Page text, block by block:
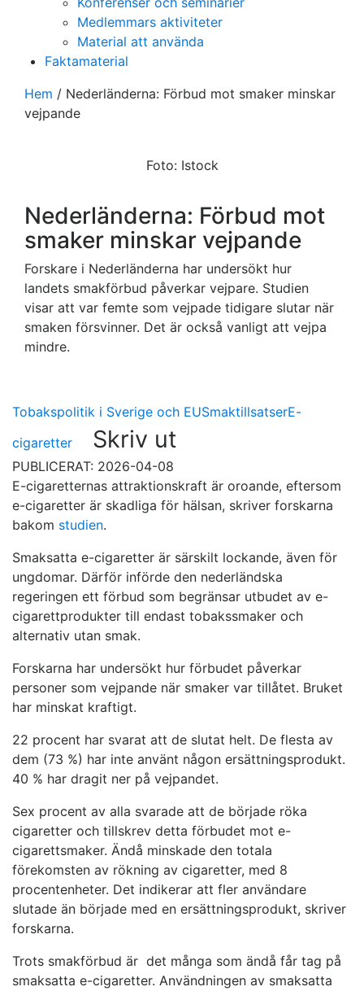
Medlemmars aktiviteter
Material att använda
Faktamaterial
Hem / Nederländerna: Förbud mot smaker minskar
vejpande
Foto: Istock
Nederländerna: Förbud mot
smaker minskar vejpande
Forskare i Nederländerna har undersökt hur
landets smakförbud påverkar vejpare. Studien
visar att var femte som vejpade tidigare slutar när
smaken försvinner. Det är också vanligt att vejpa
mindre.
Tobakspolitik i Sverige och EUSmaktillsatserE-
cigaretter
Skriv ut
PUBLICERAT: 2026-04-08
E-cigaretternas attraktionskraft är oroande, eftersom
e-cigaretter är skadliga för hälsan, skriver forskarna
bakom studien.
Smaksatta e-cigaretter är särskilt lockande, även för
ungdomar. Därför införde den nederländska
regeringen ett förbud som begränsar utbudet av e-
cigarettprodukter till endast tobakssmaker och
alternativ utan smak.
Forskarna har undersökt hur förbudet påverkar
personer som vejpande när smaker var tillåtet. Bruket
har minskat kraftigt.
22 procent har svarat att de slutat helt. De flesta av
dem (73 %) har inte använt någon ersättningsprodukt.
40 % har dragit ner på vejpandet.
Sex procent av alla svarade att de började röka
cigaretter och tillskrev detta förbudet mot e-
cigarettsmaker. Ändå minskade den totala
förekomsten av rökning av cigaretter, med 8
procentenheter. Det indikerar att fler användare
slutade än började med en ersättningsprodukt, skriver
forskarna.
Trots smakförbud är det många som ändå får tag på
smaksatta e-cigaretter. Användningen av smaksatta